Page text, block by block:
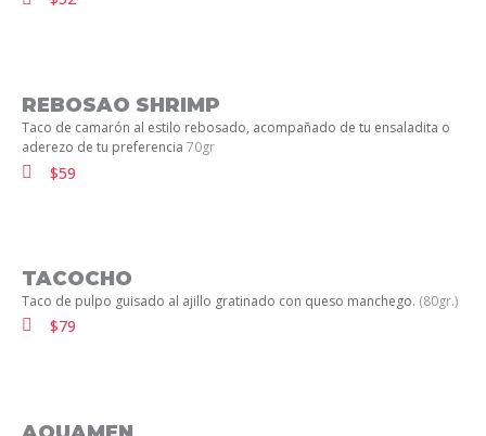
REBOSAO SHRIMP
Taco de camarón al estilo rebosado, acompañado de tu ensaladita o
aderezo de tu preferencia 70gr
$59
TACOCHO
Taco de pulpo guisado al ajillo gratinado con queso manchego. (80gr.)
$79